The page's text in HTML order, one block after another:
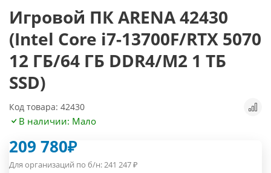
Игровой ПК ARENA 42430
(Intel Core i7-13700F/RTX 5070
12 ГБ/64 ГБ DDR4/M2 1 ТБ
SSD)
Код товара: 42430
В наличии: Мало
209 780₽
Для организаций по б/н:241 247₽